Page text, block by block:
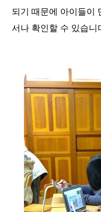
되기 때문에 아이들이
서나 확인할 수 있습니